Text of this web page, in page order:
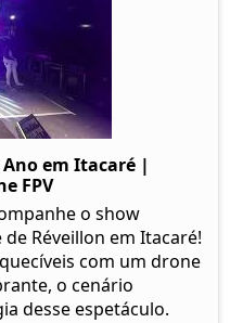
em Itacaré |
FPV
o show
Réveillon em Itacaré!
com um drone
o cenário
desse espetáculo.